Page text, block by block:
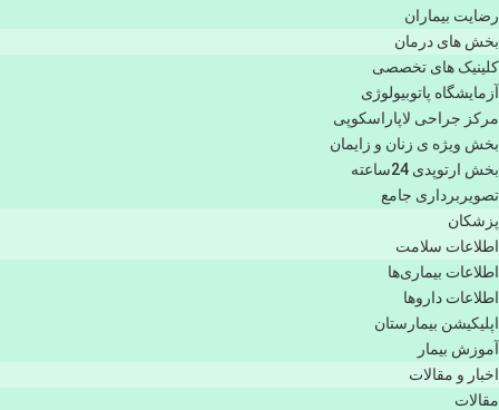
رضایت بیماران
بخش های درمان
کلینیک های تخصصی
آزمایشگاه پاتوبیولوژی
مرکز جراحی لاپاراسکوپی
بخش ویژه ی زنان و زایمان
بخش ارتوپدی 24ساعته
تصویربرداری جامع
پزشكان
اطلاعات سلامت
اطلاعات بیماری‌ها
اطلاعات دارو‌ها
اپليكيشن بيمارستان
آموزش بیمار
اخبار و مقالات
مقالات